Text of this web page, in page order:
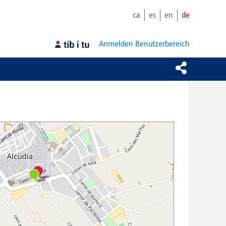
ca es en de
Anmelden Benutzerbereich